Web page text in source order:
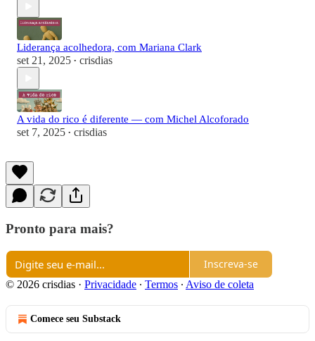
Liderança acolhedora, com Mariana Clark
set 21, 2025 • crisdias
A vida do rico é diferente — com Michel Alcoforado
set 7, 2025 • crisdias
Pronto para mais?
Inscreva-se
© 2026 crisdias · Privacidade ∙ Termos ∙ Aviso de coleta
Comece seu Substack